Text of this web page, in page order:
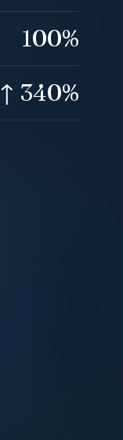
100%
↑ 340%